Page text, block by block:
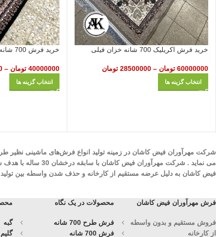
خرید فرش اکریلیک 700 شانه خزان فیلی
60000000 تومان –
28500000 تومان
انتخاب گزینه ها
خرید فرش 700 شانه آرتین سرمه‌ای
40000000 تومان –
انتخاب گزینه ها
می نماید . شرکت
فیض کاشان به دلیل عرضه مستقیم از کارخانه و حذف شدن واسطه بین تولید
فرش مهرآوران فیض کاشان
فروش مستقیم و بدون واسطه
از کارخانه
محصولات در یک نگاه
فرش طرح 700 شانه
فرش 700 شانه
گبه
گلیم